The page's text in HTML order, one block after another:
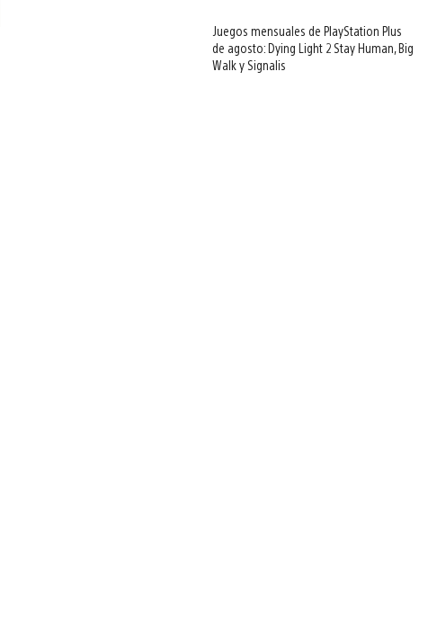
Juegos mensuales de PlayStation Plus
de agosto: Dying Light 2 Stay Human, Big
Walk y Signalis